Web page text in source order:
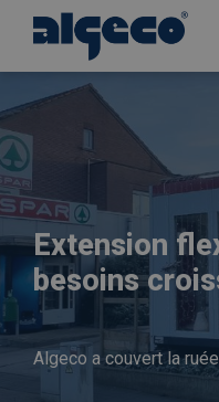
contenu
principal
Extension
besoins
Algeco a couvert la